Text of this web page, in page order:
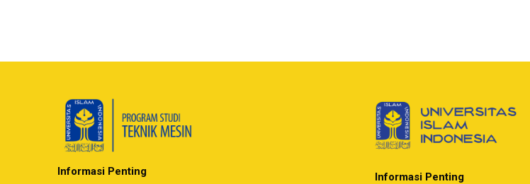
Informasi Penting Informasi Penting